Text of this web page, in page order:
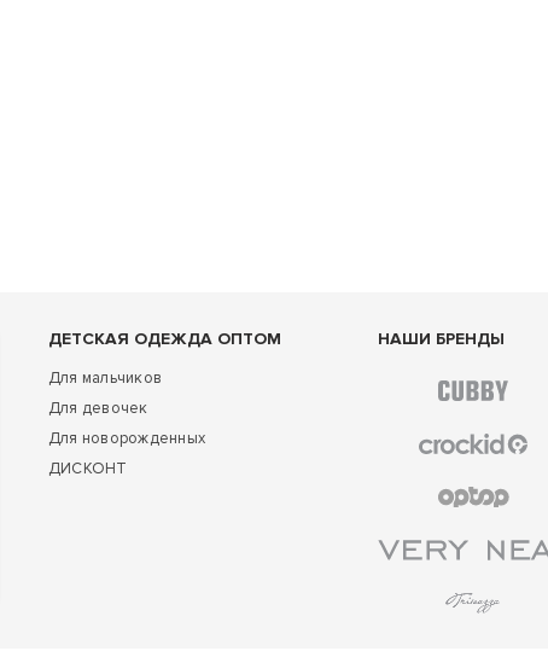
ДЕТСКАЯ ОДЕЖДА ОПТОМ
Для мальчиков
Для девочек
Для новорожденных
ДИСКОНТ
НАШИ БРЕНДЫ